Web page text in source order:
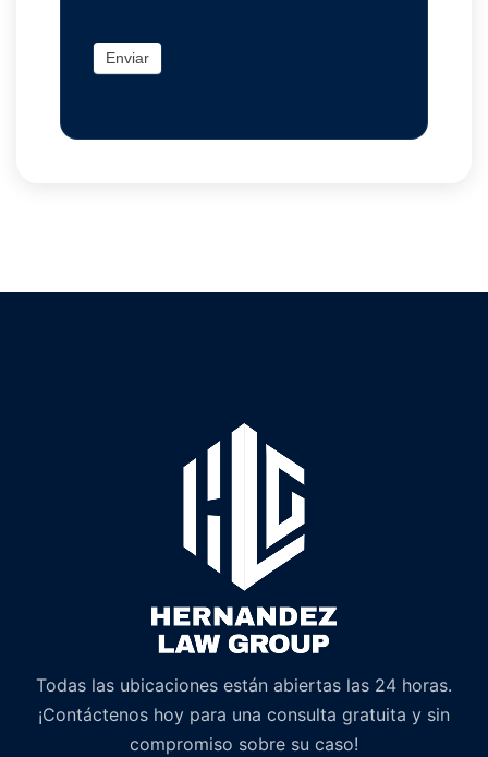
Enviar
Todas las ubicaciones están abiertas las 24 horas.
¡Contáctenos hoy para una consulta gratuita y sin
compromiso sobre su caso!